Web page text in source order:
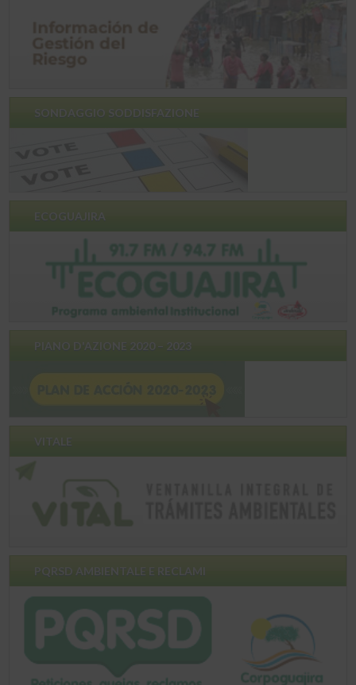
SONDAGGIO SODDISFAZIONE
ECOGUAJIRA
PIANO D'AZIONE 2020 – 2023
VITALE
PQRSD AMBIENTALE E RECLAMI